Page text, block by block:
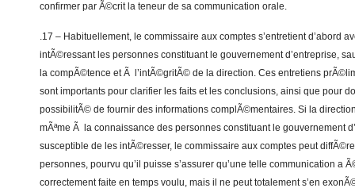
confirmer par Ã©crit la teneur de sa communication orale.
.17 – Habituellement, le commissaire aux comptes s’entretient d’abord
intÃ©ressant les personnes constituant le gouvernement d’entreprise,
la compÃ©tence et Ã l’intÃ©gritÃ© de la direction. Ces entretiens
sont importants pour clarifier les faits et les conclusions, ainsi que pour
possibilitÃ© de fournir des informations complÃ©mentaires. Si la
mÃªme Ã la connaissance des personnes constituant le gouvernement
susceptible de les intÃ©resser, le commissaire aux comptes peut
personnes, pourvu qu’il puisse s’assurer qu’une telle communication a
correctement faite en temps voulu, mais il ne peut totalement s’en